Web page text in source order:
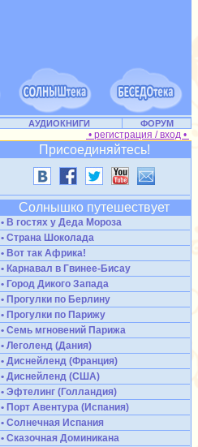
АУДИОКНИГИ ФОРУМ
• регистрация / вход •
Присоединяйтесь!
Солнышко путешествует
• В гостях у Деда Мороза
• Страна Шоколада
• Вот так Африка!
• Карнавал в Гвинее-Бисау
• Город Дикого Запада
• Прогулки по Берлину
• Прогулки по Парижу
• Семь мгновений Парижа
• Леголенд (Дания)
• Диснейленд (Франция)
• Диснейленд (США)
• Эфтелинг (Голландия)
• Порт Авентура (Испания)
• Солнечная Испания
• Сказочная Доминикана